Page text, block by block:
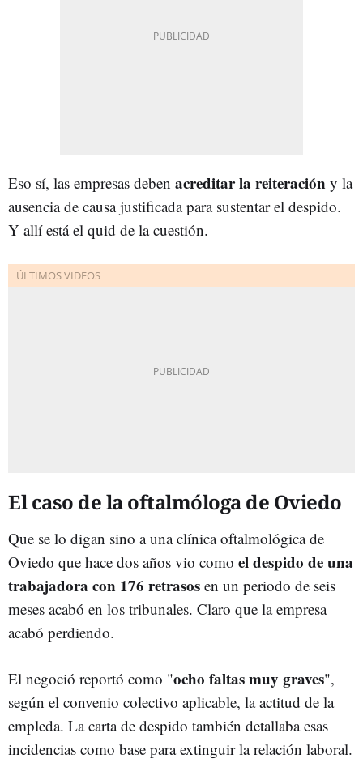
Eso sí, las empresas deben acreditar la reiteración y la
ausencia de causa justificada para sustentar el despido.
Y allí está el quid de la cuestión.
El caso de la oftalmóloga de Oviedo
Que se lo digan sino a una clínica oftalmológica de
Oviedo que hace dos años vio como el despido de una
trabajadora con 176 retrasos en un periodo de seis
meses acabó en los tribunales. Claro que la empresa
acabó perdiendo.
El negoció reportó como "ocho faltas muy graves",
según el convenio colectivo aplicable, la actitud de la
empleda. La carta de despido también detallaba esas
incidencias como base para extinguir la relación laboral.